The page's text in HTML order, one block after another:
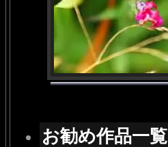
お勧め作品一覧